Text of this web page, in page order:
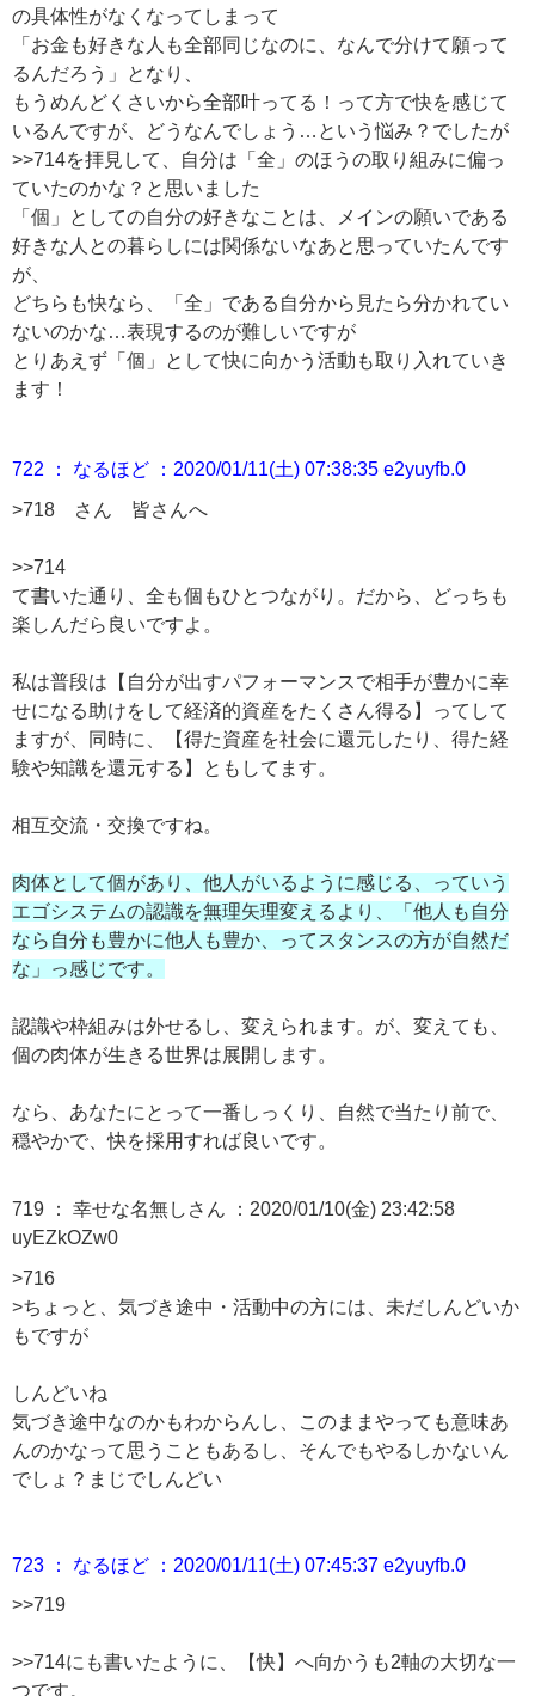
の具体性がなくなってしまって
「お金も好きな人も全部同じなのに、なんで分けて願って
るんだろう」となり、
もうめんどくさいから全部叶ってる！って方で快を感じて
いるんですが、どうなんでしょう…という悩み？でしたが
>>714を拝見して、自分は「全」のほうの取り組みに偏っ
ていたのかな？と思いました
「個」としての自分の好きなことは、メインの願いである
好きな人との暮らしには関係ないなあと思っていたんです
が、
どちらも快なら、「全」である自分から見たら分かれてい
ないのかな…表現するのが難しいですが
とりあえず「個」として快に向かう活動も取り入れていき
ます！
722 ： なるほど ：2020/01/11(土) 07:38:35 e2yuyfb.0
>718 さん 皆さんへ
>>714
て書いた通り、全も個もひとつながり。だから、どっちも
楽しんだら良いですよ。
私は普段は【自分が出すパフォーマンスで相手が豊かに幸
せになる助けをして経済的資産をたくさん得る】ってして
ますが、同時に、【得た資産を社会に還元したり、得た経
験や知識を還元する】ともしてます。
相互交流・交換ですね。
肉体として個があり、他人がいるように感じる、っていう
エゴシステムの認識を無理矢理変えるより、「他人も自分
なら自分も豊かに他人も豊か、ってスタンスの方が自然だ
な」っ感じです。
認識や枠組みは外せるし、変えられます。が、変えても、
個の肉体が生きる世界は展開します。
なら、あなたにとって一番しっくり、自然で当たり前で、
穏やかで、快を採用すれば良いです。
719 ： 幸せな名無しさん ：2020/01/10(金) 23:42:58
uyEZkOZw0
>716
>ちょっと、気づき途中・活動中の方には、未だしんどいか
もですが
しんどいね
気づき途中なのかもわからんし、このままやっても意味あ
んのかなって思うこともあるし、そんでもやるしかないん
でしょ？まじでしんどい
723 ： なるほど ：2020/01/11(土) 07:45:37 e2yuyfb.0
>>719
>>714にも書いたように、【快】へ向かうも2軸の大切な一
つです。